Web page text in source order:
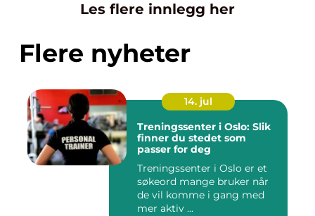
Les flere innlegg her
Flere nyheter
14. jul
Treningssenter i Oslo: Slik
finner du stedet som
passer for deg
Treningssenter i Oslo er et
søkeord mange bruker når
de vil komme i gang med
mer aktiv ...